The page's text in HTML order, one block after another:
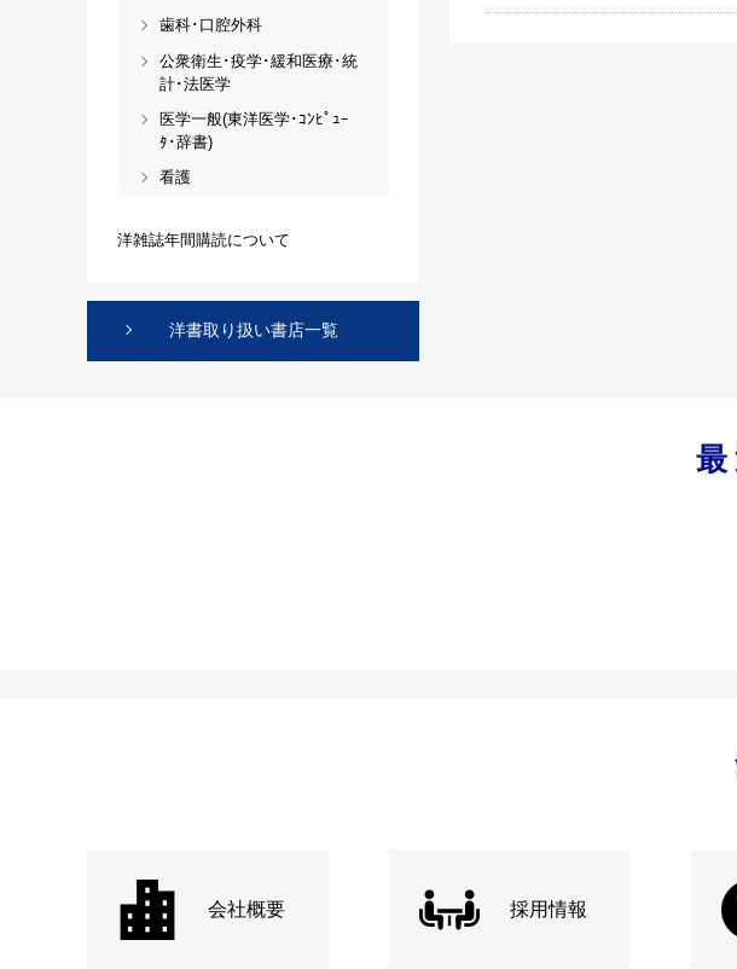
歯科･口腔外科
公衆衛生･疫学･緩和医療･統
計･法医学
医学一般(東洋医学･ｺﾝﾋﾟｭｰ
ﾀ･辞書)
看護
洋雑誌年間購読について
洋書取り扱い書店一覧
会社概要 採用情報